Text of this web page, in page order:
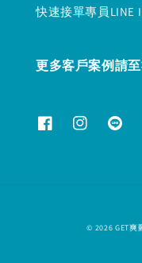
快速接單專員LINE
更多客戶案例請
© 2026 GET